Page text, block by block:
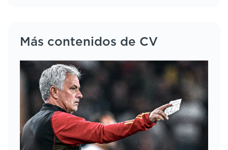
Más contenidos de CV